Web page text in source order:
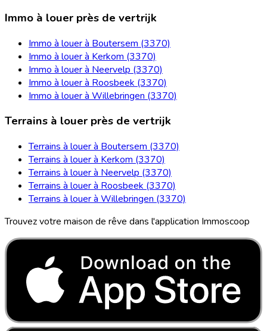
Immo à louer près de vertrijk
Immo à louer à Boutersem (3370)
Immo à louer à Kerkom (3370)
Immo à louer à Neervelp (3370)
Immo à louer à Roosbeek (3370)
Immo à louer à Willebringen (3370)
Terrains à louer près de vertrijk
Terrains à louer à Boutersem (3370)
Terrains à louer à Kerkom (3370)
Terrains à louer à Neervelp (3370)
Terrains à louer à Roosbeek (3370)
Terrains à louer à Willebringen (3370)
Trouvez votre maison de rêve dans l'application Immoscoop